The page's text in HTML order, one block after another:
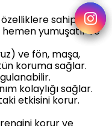
sahiptir.
hemen yumuşatır ve
ve fön, maşa,
koruma sağlar.
kolaylığı sağlar.
etkisini korur.